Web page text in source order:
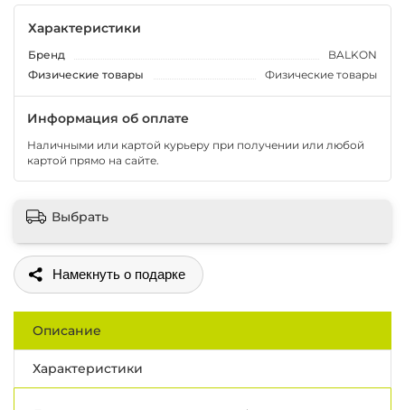
Характеристики
Бренд
BALKON
Физические товары
Физические товары
Информация об оплате
Наличными или картой курьеру при получении или любой
картой прямо на сайте.
Выбрать
Поделиться
Описание
Характеристики